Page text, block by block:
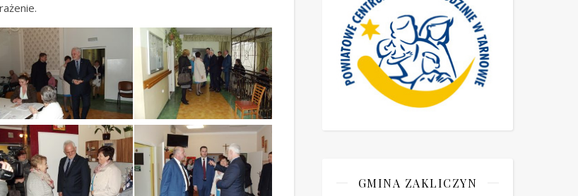
GMINA ZAKLICZYN